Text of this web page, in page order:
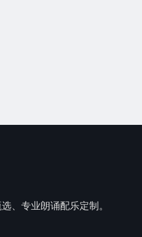
、专业朗诵配乐定制。